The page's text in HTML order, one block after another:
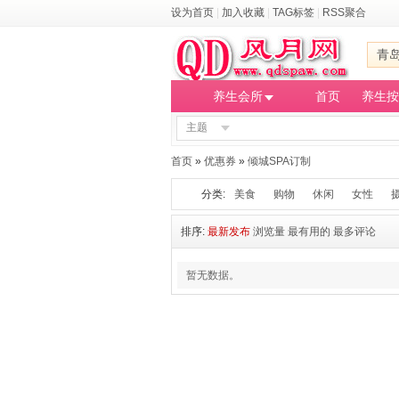
设为首页 加入收藏 TAG标签 RSS聚合
青
养生会所 首页 养生
主题
首页 » 优惠券 » 倾城SPA订制
分类: 美食 购物 休闲 女性
排序: 最新发布 浏览量 最有用的 最多评论
暂无数据。